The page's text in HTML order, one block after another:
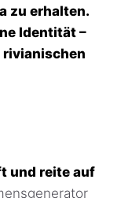
zu erhalten.
Identität –
rivianischen
und reite auf